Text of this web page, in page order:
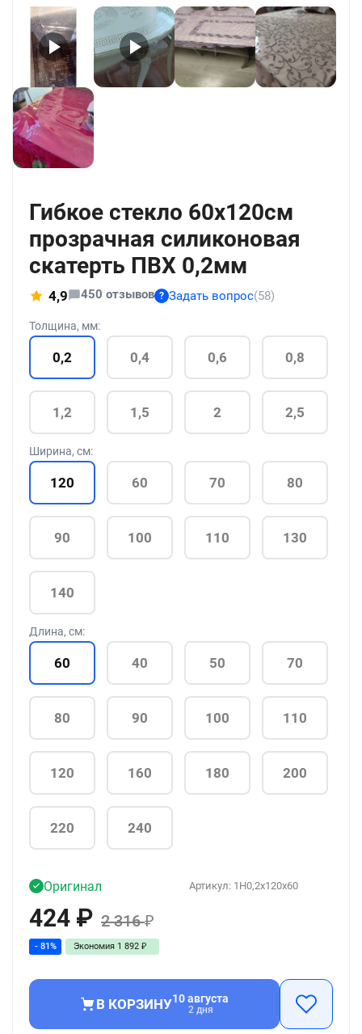
Гибкое стекло 60x120см
прозрачная силиконовая
скатерть ПВХ 0,2мм
4,9 450 отзывов ? Задать вопрос(58)
Толщина, мм:
0,2 0,4 0,6 0,8
1,2 1,5 2 2,5
Ширина, см:
120 60 70 80
90 100 110 130
140
Длина, см:
60 40 50 70
80 90 100 110
120 160 180 200
220 240
Артикул: 1H0,2x120x60
Оригинал
424 ₽ 2 316₽
- 81% Экономия 1 892 ₽
В КОРЗИНУ10 августа
2 дня